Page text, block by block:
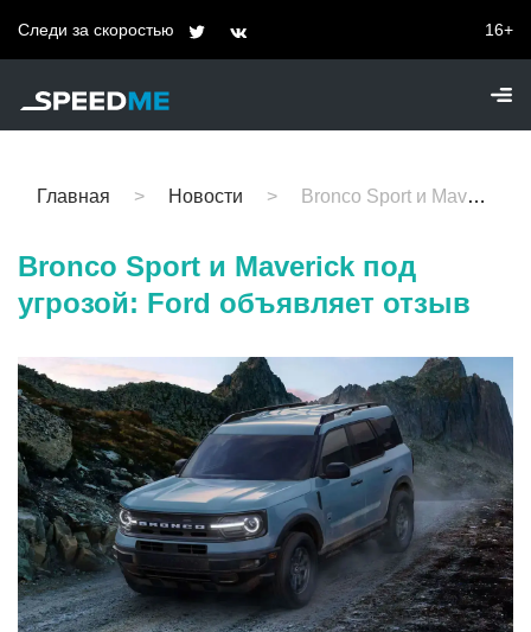
Следи за скоростью 16+
Главная Новости Bronco Sport и Maverick под угрозой: Ford объявляет отзыв
Bronco Sport и Maverick под
угрозой: Ford объявляет отзыв